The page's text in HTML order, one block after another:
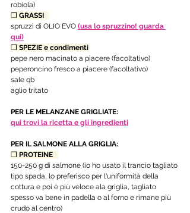
robiola)
❒ GRASSI
spruzzi di OLIO EVO (usa lo spruzzino! guarda
qui)
❒ SPEZIE e condimenti
pepe nero macinato a piacere (facoltativo)
peperoncino fresco a piacere (facoltativo)
sale qb
aglio tritato
PER LE MELANZANE GRIGLIATE:
qui trovi la ricetta e gli ingredienti
PER IL SALMONE ALLA GRIGLIA:
❒ PROTEINE
150-250 g di salmone (io ho usato il trancio tagliato
tipo spada, lo preferisco per l'uniformità della
cottura e poi è più veloce ala griglia, tagliato
spesso va bene in padella o al forno e rimane più
crudo al centro)